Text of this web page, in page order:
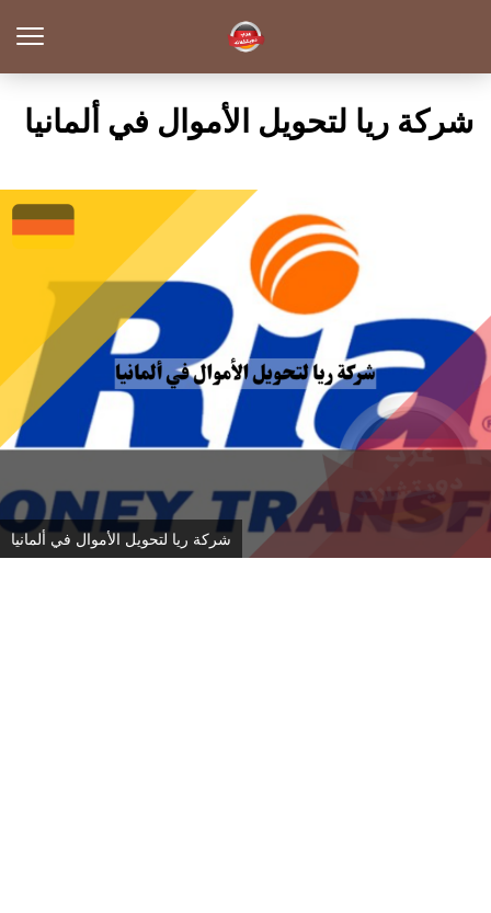
شركة ريا لتحويل الأموال في ألمانيا
شركة ريا لتحويل الأموال في ألمانيا